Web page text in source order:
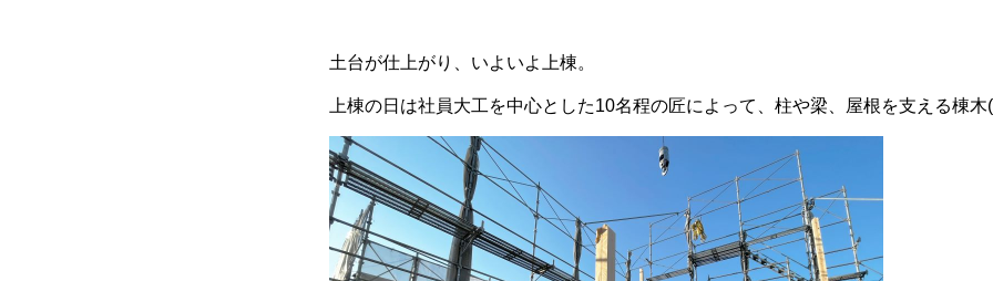
土台が仕上がり、いよいよ上棟。
上棟の日は社員大工を中心とした10名程の匠によって、柱や梁、屋根を支える棟